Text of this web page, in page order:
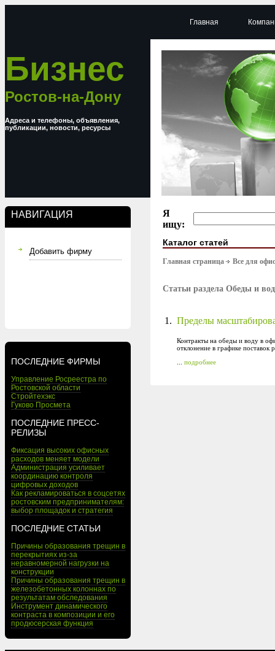
Бизнес
Ростов-на-Дону
Адреса и телефоны, объявления,
публикации, новости, ресурсы
НАВИГАЦИЯ
Добавить фирму
ПОСЛЕДНИЕ ФИРМЫ
Управление Росреестра по
Ростовской области
Стройтехэкс
Гуково Просмета
ПОСЛЕДНИЕ ПРЕСС-
РЕЛИЗЫ
Фиксация высоких офисных
расходов меняет модели
Администрация усиливает
координацию контроля
цифровых доходов
Как рекламироваться в соцсетях
ростовским предпринимателям:
выбор площадок и стратегия
ПОСЛЕДНИЕ СТАТЬИ
Причины образования трещин в
перекрытиях из-за
неравномерной нагрузки на
конструкции
Причины образования трещин в
железобетонных колоннах по
результатам обследования
Инструмент динамического
контраста в композиции и его
продюсерская функция
Главная
Я
ищу:
Каталог статей
Главная страница Все для
Статьи раздела Обеды и
1. Пределы
Контракты на обеды и воду в
отклонение в графике поставок
подробнее